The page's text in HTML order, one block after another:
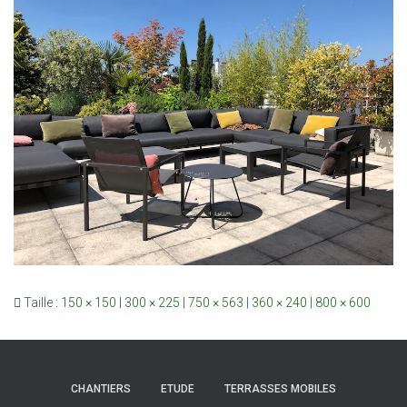
Taille : 150 × 150 | 300 × 225 | 750 × 563 | 360 × 240 | 800 × 600
CHANTIERS ETUDE TERRASSES MOBILES